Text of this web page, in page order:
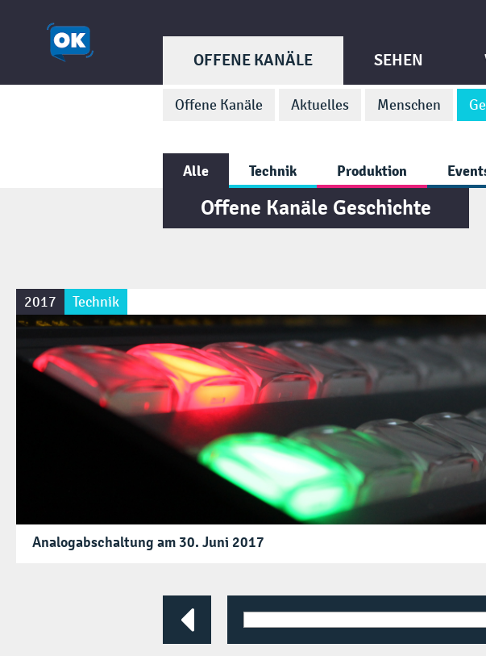
OFFENE KANÄLE
Offene Kanäle Aktuelles Menschen
SEHEN
Alle Technik Produktion
Offene Kanäle Geschichte
2017 Technik
Analogabschaltung am 30. Juni 2017
